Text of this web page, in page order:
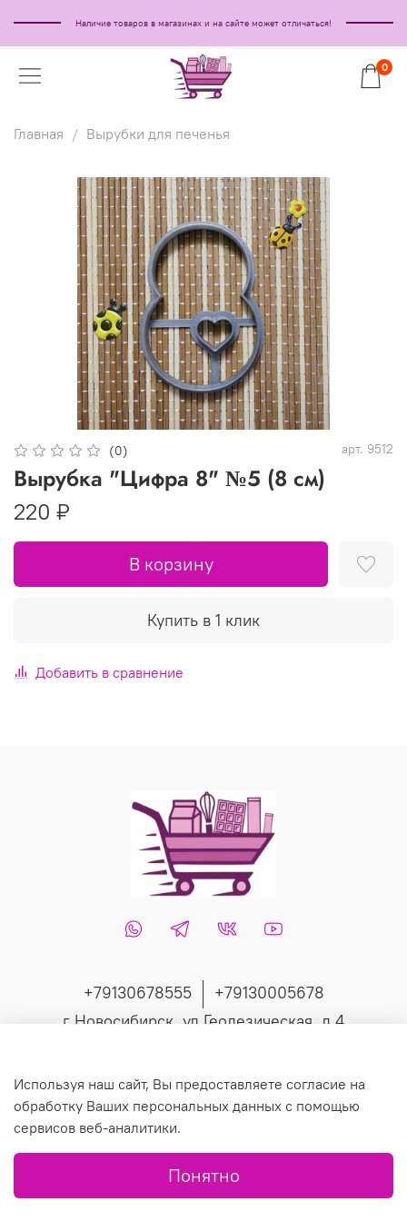
Наличие товаров в магазинах и на сайте может отличаться!
0
Главная Вырубки для печенья
(0) арт. 9512
Вырубка "Цифра 8" №5 (8 см)
220 ₽
В корзину
Купить в 1 клик
Добавить в сравнение
+79130678555
+79130005678
г Новосибирск, ул Геодезическая, д 4
© 2019 Любое использование контента без письменного
разрешения запрещено.
Используя наш сайт, Вы предоставляете согласие на
обработку Ваших персональных данных с помощью
сервисов веб-аналитики.
Понятно